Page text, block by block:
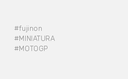
#fujinon
#MINIATURA
#MOTOGP